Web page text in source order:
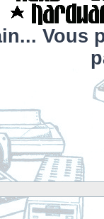
Vous